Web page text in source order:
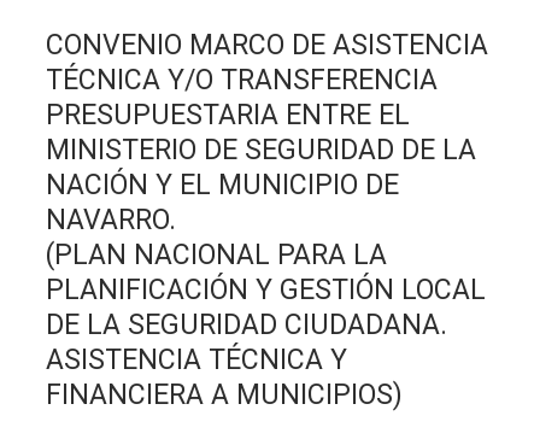
CONVENIO MARCO DE ASISTENCIA
TÉCNICA Y/O TRANSFERENCIA
PRESUPUESTARIA ENTRE EL
MINISTERIO DE SEGURIDAD DE LA
NACIÓN Y EL MUNICIPIO DE
NAVARRO.
(PLAN NACIONAL PARA LA
PLANIFICACIÓN Y GESTIÓN LOCAL
DE LA SEGURIDAD CIUDADANA.
ASISTENCIA TÉCNICA Y
FINANCIERA A MUNICIPIOS)